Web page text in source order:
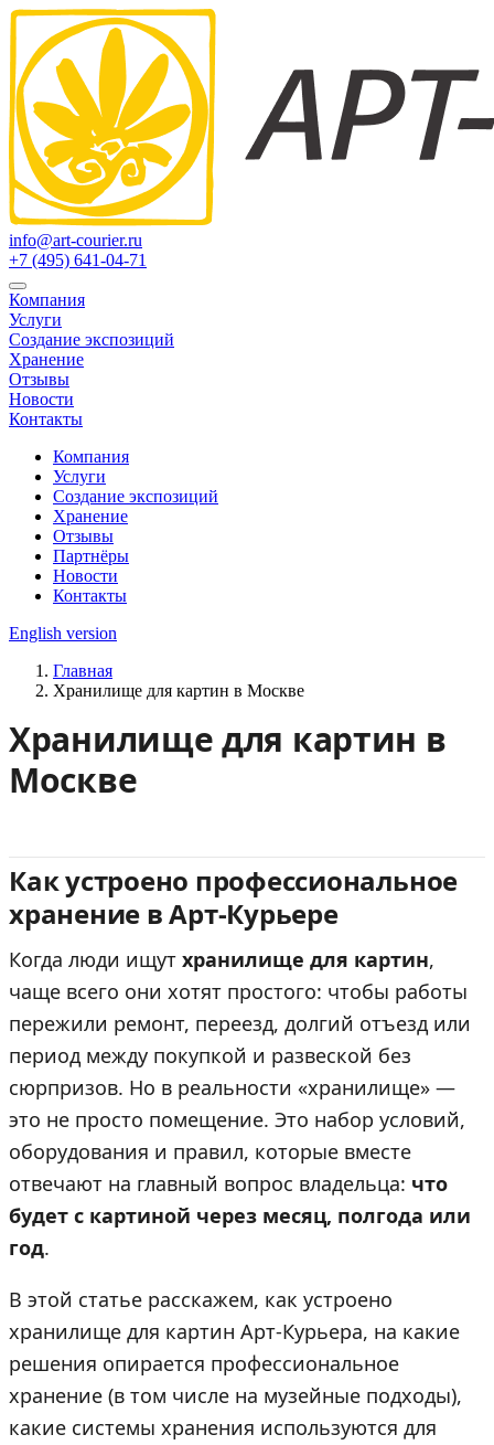
info@art-courier.ru
+7 (495) 641-04-71
Компания
Услуги
Создание экспозиций
Хранение
Отзывы
Новости
Контакты
Компания
Услуги
Создание экспозиций
Хранение
Отзывы
Партнёры
Новости
Контакты
English version
Главная
Хранилище для картин в Москве
Хранилище для картин в
Москве
Как устроено профессиональное
хранение в Арт-Курьере
Когда люди ищут хранилище для картин,
чаще всего они хотят простого: чтобы работы
пережили ремонт, переезд, долгий отъезд или
период между покупкой и развеской без
сюрпризов. Но в реальности «хранилище» —
это не просто помещение. Это набор условий,
оборудования и правил, которые вместе
отвечают на главный вопрос владельца: что
будет с картиной через месяц, полгода или
год.
В этой статье расскажем, как устроено
хранилище для картин Арт-Курьера, на какие
решения опирается профессиональное
хранение (в том числе на музейные подходы),
какие системы хранения используются для